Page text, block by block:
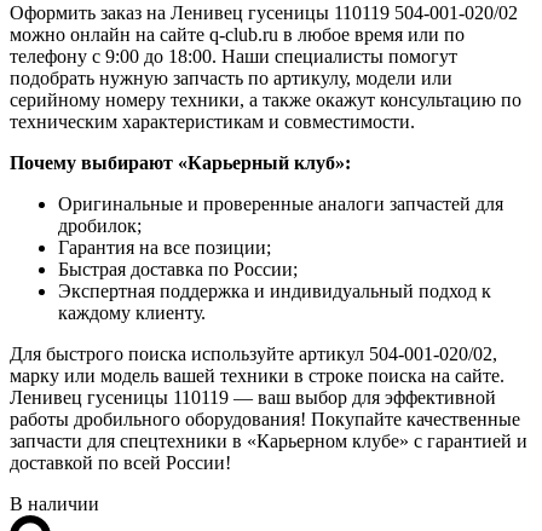
Оформить заказ на Ленивец гусеницы 110119 504-001-020/02
можно онлайн на сайте q-club.ru в любое время или по
телефону с 9:00 до 18:00. Наши специалисты помогут
подобрать нужную запчасть по артикулу, модели или
серийному номеру техники, а также окажут консультацию по
техническим характеристикам и совместимости.
Почему выбирают «Карьерный клуб»:
Оригинальные и проверенные аналоги запчастей для
дробилок;
Гарантия на все позиции;
Быстрая доставка по России;
Экспертная поддержка и индивидуальный подход к
каждому клиенту.
Для быстрого поиска используйте артикул 504-001-020/02,
марку или модель вашей техники в строке поиска на сайте.
Ленивец гусеницы 110119 — ваш выбор для эффективной
работы дробильного оборудования! Покупайте качественные
запчасти для спецтехники в «Карьерном клубе» с гарантией и
доставкой по всей России!
В наличии